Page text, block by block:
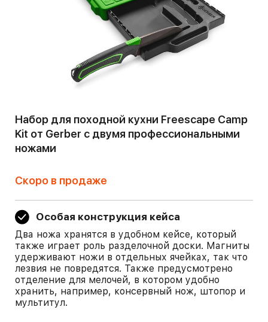
Набор для походной кухни Freescape Camp
Kit от Gerber с двумя профессиональными
ножами
Скоро в продаже
Особая конструкция кейса
Два ножа хранятся в удобном кейсе, который
также играет роль разделочной доски. Магниты
удерживают ножи в отдельных ячейках, так что
лезвия не повредятся. Также предусмотрено
отделение для мелочей, в котором удобно
хранить, например, консервный нож, штопор и
мультитул.